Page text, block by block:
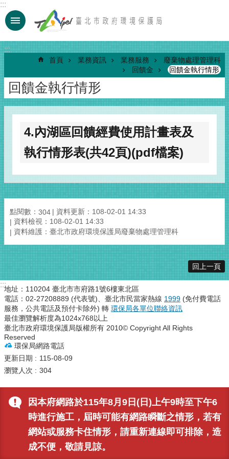
跳到主要內容區塊
因本府網路於115年8月9日(日)上午9時至下午6
時進行施工，屆時可能有網路瞬斷之情形，若有
網站或服務卡住情形，請重新連線即可排除，造
成不便，敬請見諒。
:::
:::
首頁 業務資訊 業務服務
廢棄物處理管理科
回饋金
回饋金執行情形
回饋金執行情形
4.內湖區回饋經費使用計畫表及
執行情形表(共42頁)(pdf檔案)
點閱數： 304
資料更新：108-02-01 14:33
資料檢視：108-02-01 14:33
資料維護：臺北市政府環境保護局廢棄物處理管理科
回上一頁
:::地址：110204 臺北市市府路1號6樓東北區
電話：02-27208889 (代表號)、臺北市民當家熱線 1999 (免付費電話
服務，公共電話及預付卡除外) 轉 環保局各單位聯絡資訊
最佳瀏覽解析度為1024x768以上
臺北市政府環境保護局版權所有 2010© Copyright All Rights
Reserved
環保局網路電話
更新日期
115-08-09
瀏覽人次
304